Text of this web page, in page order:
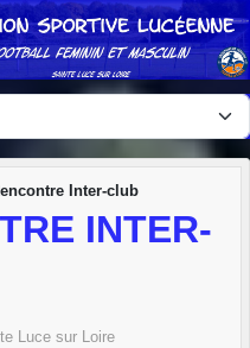
Inter-club
INTER-
Luce sur Loire